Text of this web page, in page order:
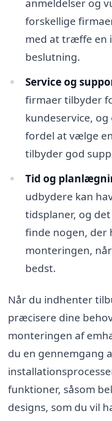
anmeldelser og
forskellige
med at træffe en
beslutning.
Service og
firmaer tilbyder
kundeservice,
fordel at vælge
tilbyder god
Tid og
udbydere kan
tidsplaner, og
finde nogen, der
monteringen,
bedst.
Når du indhenter
præcisere dine
monteringen af
du en gennemgang
funktioner, såsom
designs, som du vil